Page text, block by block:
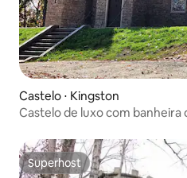
Castelo ⋅ Kingston
Castelo de luxo com banheira
Superhost
Superhost